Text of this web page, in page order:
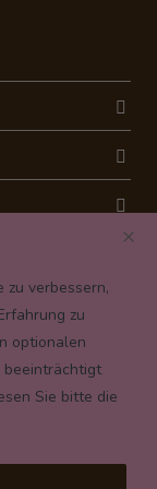
zu verbessern,
zu
optionalen
beeinträchtigt
Sie bitte die